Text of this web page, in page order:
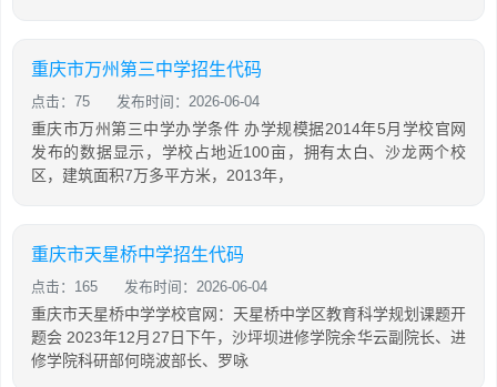
重庆市万州第三中学招生代码
点击：75 发布时间：2026-06-04
重庆市万州第三中学办学条件 办学规模据2014年5月学校官网
发布的数据显示，学校占地近100亩，拥有太白、沙龙两个校
区，建筑面积7万多平方米，2013年，
重庆市天星桥中学招生代码
点击：165 发布时间：2026-06-04
重庆市天星桥中学学校官网：天星桥中学区教育科学规划课题开
题会 2023年12月27日下午，沙坪坝进修学院余华云副院长、进
修学院科研部何晓波部长、罗咏